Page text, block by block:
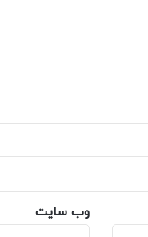
وب‌ سایت